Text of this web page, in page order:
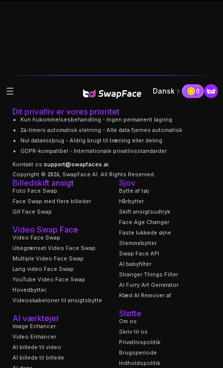
Dansk 0
Dit privatliv er vores prioritet
Kun hukommelsesbehandling - Ingen permanent lagring
24-timers automatisk sletning - Alle data fjernes automatisk
Nul datamisbrug - Aldrig brugt til træning eller deling
GDPR-kompatibel - Internationale privatlivsstandarder
Kontakt os:support@swapfaces.ai
Copyright © 2026, SwapFace AI. All Rights Reserved.
Billedskift ansigt
Foto Face Swap
Face Swap med flere billeder
Gif Face Swap
Video Swap Face
Video Face Swap
Ubegrænset Video Face Swap
Multiple Video Face Swap
Lang video Face Swap
YouTube Video Face Swap
Hovedbytter
Videoskabeloner til ansigtsbytte
AI værktøjer
Image Enhancer
Video Enhancer
AI billede til video
AI billede til billede
Sjov
Bytte af tøj
Hårbytter
Skift ansigtsudtryk
Face Age Changer
Faste lukkede øjne
Stemmebytter
Swap Face API
AI babyfilter
Stranger Things Filter
AI Furry Art Generator
Klæd AI Remover af
Støtte
Om os
Skriv til os
Privatlivspolitik
Brugsperiode
Indholdspolitik